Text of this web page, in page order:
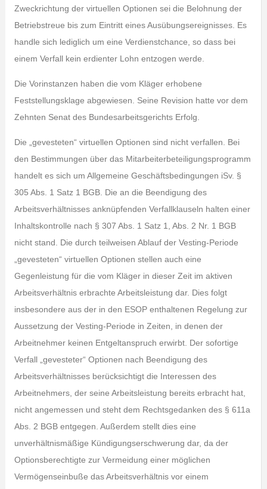
Zweckrichtung der virtuellen Optionen sei die Belohnung der
Betriebstreue bis zum Eintritt eines Ausübungsereignisses. Es
handle sich lediglich um eine Verdienstchance, so dass bei
einem Verfall kein erdienter Lohn entzogen werde.
Die Vorinstanzen haben die vom Kläger erhobene
Feststellungsklage abgewiesen. Seine Revision hatte vor dem
Zehnten Senat des Bundesarbeitsgerichts Erfolg.
Die „gevesteten“ virtuellen Optionen sind nicht verfallen. Bei
den Bestimmungen über das Mitarbeiterbeteiligungsprogramm
handelt es sich um Allgemeine Geschäftsbedingungen iSv. §
305 Abs. 1 Satz 1 BGB. Die an die Beendigung des
Arbeitsverhältnisses anknüpfenden Verfallklauseln halten einer
Inhaltskontrolle nach § 307 Abs. 1 Satz 1, Abs. 2 Nr. 1 BGB
nicht stand. Die durch teilweisen Ablauf der Vesting-Periode
„gevesteten“ virtuellen Optionen stellen auch eine
Gegenleistung für die vom Kläger in dieser Zeit im aktiven
Arbeitsverhältnis erbrachte Arbeitsleistung dar. Dies folgt
insbesondere aus der in den ESOP enthaltenen Regelung zur
Aussetzung der Vesting-Periode in Zeiten, in denen der
Arbeitnehmer keinen Entgeltanspruch erwirbt. Der sofortige
Verfall „gevesteter“ Optionen nach Beendigung des
Arbeitsverhältnisses berücksichtigt die Interessen des
Arbeitnehmers, der seine Arbeitsleistung bereits erbracht hat,
nicht angemessen und steht dem Rechtsgedanken des § 611a
Abs. 2 BGB entgegen. Außerdem stellt dies eine
unverhältnismäßige Kündigungserschwerung dar, da der
Optionsberechtigte zur Vermeidung einer möglichen
Vermögenseinbuße das Arbeitsverhältnis vor einem